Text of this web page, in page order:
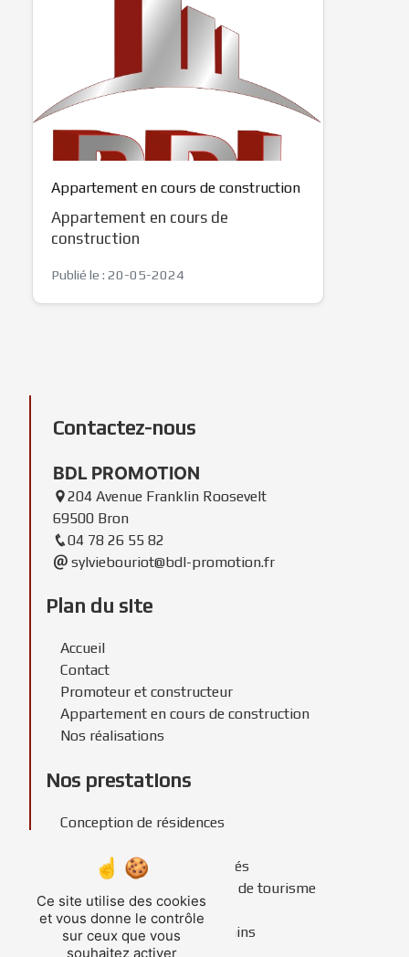
Appartement en cours de construction
Appartement en cours de
construction
Publié le : 20-05-2024
Contactez-nous
BDL PROMOTION
204 Avenue Franklin Roosevelt
69500 Bron
04 78 26 55 82
sylviebouriot@bdl-promotion.fr
Plan du site
Accueil
Contact
Promoteur et constructeur
Appartement en cours de construction
Nos réalisations
Nos prestations
Conception de résidences
Construction de copropriétés
Construction de résidences de tourisme
Construction de résidences
Recherche foncière de terrains
Ce site utilise des cookies
et vous donne le contrôle
sur ceux que vous
souhaitez activer